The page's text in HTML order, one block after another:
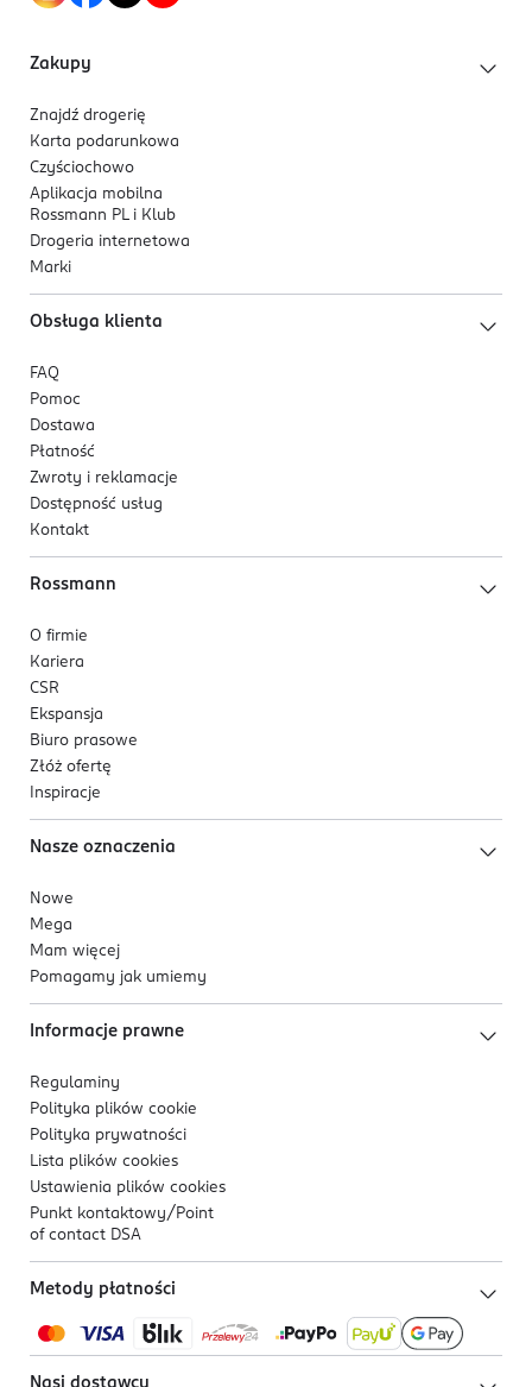
Zakupy
Znajdź drogerię
Karta podarunkowa
Czyściochowo
Aplikacja mobilna
Rossmann PL i Klub
Drogeria internetowa
Marki
Obsługa klienta
FAQ
Pomoc
Dostawa
Płatność
Zwroty i reklamacje
Dostępność usług
Kontakt
Rossmann
O firmie
Kariera
CSR
Ekspansja
Biuro prasowe
Złóż ofertę
Inspiracje
Nasze oznaczenia
Nowe
Mega
Mam więcej
Pomagamy jak umiemy
Informacje prawne
Regulaminy
Polityka plików cookie
Polityka prywatności
Lista plików cookies
Ustawienia plików cookies
Punkt kontaktowy/ Point
of contact DSA
Metody płatności
Nasi dostawcy